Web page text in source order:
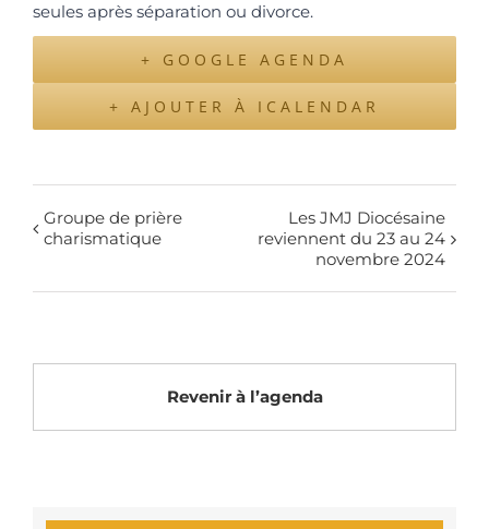
seules après séparation ou divorce.
+ GOOGLE AGENDA
+ AJOUTER À ICALENDAR
Groupe de prière
charismatique
Les JMJ Diocésaine
reviennent du 23 au 24
novembre 2024
Revenir à l’agenda